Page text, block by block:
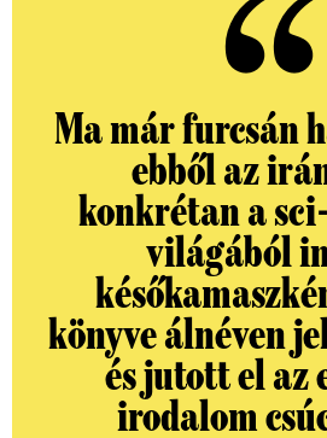
Ma már furcsán
ebből az
konkrétan a
világából
könyve álnéven
és jutott el az
irodalom